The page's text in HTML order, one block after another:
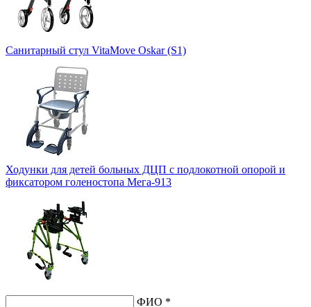
Санитарный стул VitaMove Oskar (S1)
Ходунки для детей больных ДЦП с подлокотной опорой и
фиксатором голеностопа Мега-913
ФИО *